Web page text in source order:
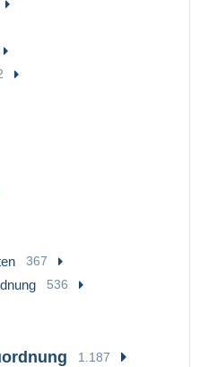
367
536
1.187